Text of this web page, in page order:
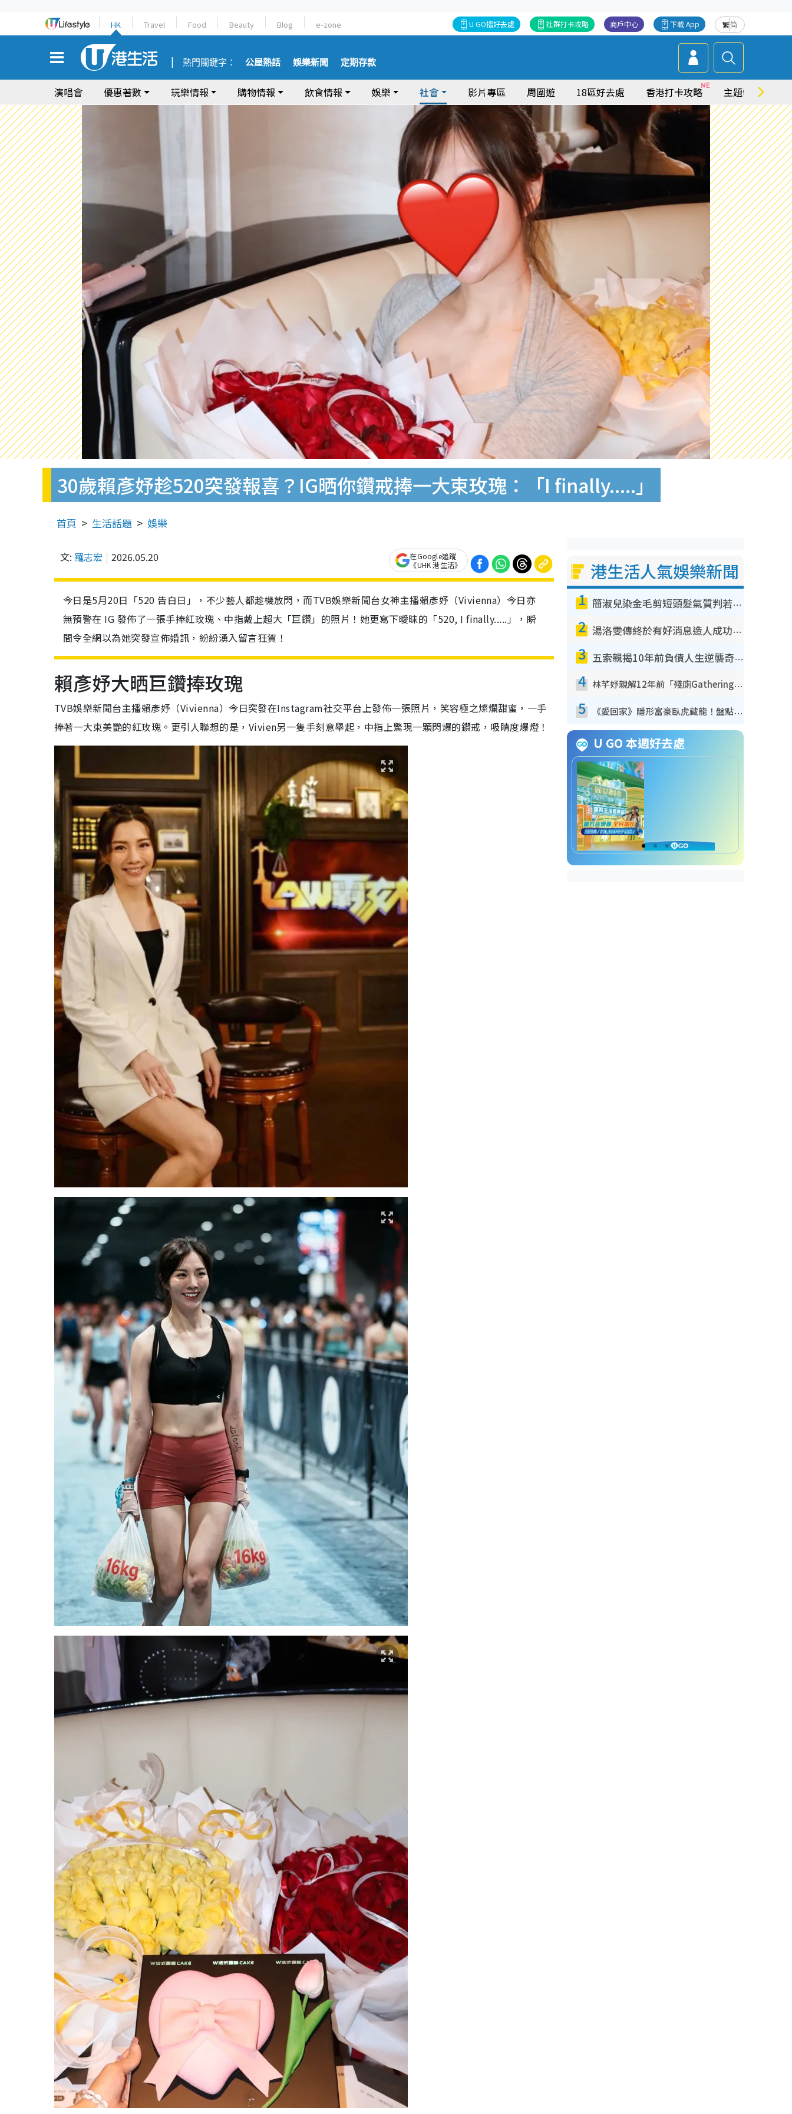
HK Travel Food Beauty Blog e-zone 繁简
下載 App
商戶中心
社群打卡攻略
U GO搵好去處
熱門關鍵字： 公屋熱話 娛樂新聞 定期存款
演唱會 優惠著數 玩樂情報 購物情報 飲食情報 娛樂 社會 影片專區 周圍遊 18區好去處 香港打卡攻略 主題特集
30歲賴彥妤趁520突發報喜？IG晒你鑽戒捧一大束玫瑰：「I finally.....」
首頁 生活話題 娛樂
文: 羅志宏 2026.05.20
在Google追蹤
《UHK 港生活》
今日是5月20日「520 告白日」，不少藝人都趁機放閃，而TVB娛樂新聞台女神主播賴彥妤（Vivienna）今日亦
無預警在 IG 發佈了一張手捧紅玫瑰、中指戴上超大「巨鑽」的照片！她更寫下曖昧的「520, I finally.....」，瞬
間令全網以為她突發宣佈婚訊，紛紛湧入留言狂賀！
賴彥妤大晒巨鑽捧玫瑰
TVB娛樂新聞台主播賴彥妤（Vivienna）今日突發在Instagram社交平台上發佈一張照片，笑容極之燦爛甜蜜，一手
捧著一大束美艷的紅玫瑰。更引人聯想的是，Vivien另一隻手刻意舉起，中指上驚現一顆閃爆的鑽戒，吸睛度爆燈！
港生活人氣娛樂新聞
1 簡淑兒染金毛剪短頭髮氣質判若兩人！嚇壞老公麥大力都認唔出：「你做咩事？」
2 湯洛雯傳終於有好消息造人成功！兩大細節曝孕味極濃惹猜測：大肚婆先會咁！
3 五索親揭10年前負債人生逆襲奇蹟！全靠去一地方轉運後即遇上馬先生
4 林芊妤親解12年前「殘廁Gathering」真相！高層解約一句話重創尊嚴至今拒返TVB
5 《愛回家》隱形富豪臥虎藏龍！盤點12位財氣逼人的有錢藝人：呢位靚女3億身家唔憂做
U GO 本週好去處